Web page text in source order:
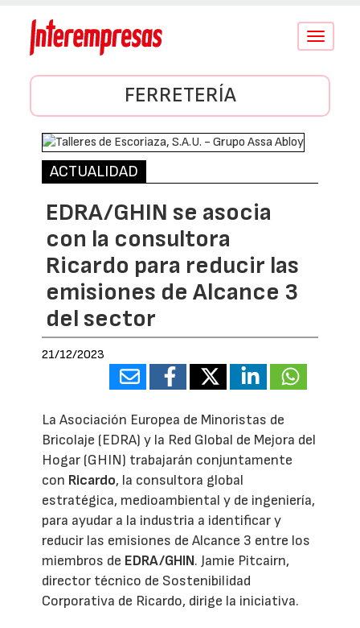
Conmutar
FERRETERÍA
ACTUALIDAD
EDRA/GHIN se asocia
con la consultora
Ricardo para reducir las
emisiones de Alcance 3
del sector
21/12/2023
La Asociación Europea de Minoristas de
Bricolaje (EDRA) y la Red Global de Mejora del
Hogar (GHIN) trabajarán conjuntamente
con Ricardo, la consultora global
estratégica, medioambiental y de ingeniería,
para ayudar a la industria a identificar y
reducir las emisiones de Alcance 3 entre los
miembros de EDRA/GHIN. Jamie Pitcairn,
director técnico de Sostenibilidad
Corporativa de Ricardo, dirige la iniciativa.